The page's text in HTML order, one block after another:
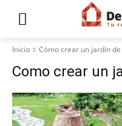
Inicio Cómo crear un jardín
Como crear un